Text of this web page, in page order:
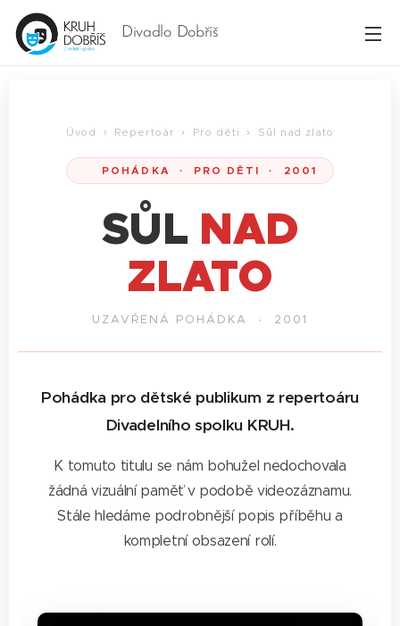
Divadlo Dobříš
Úvod › Repertoár › Pro děti › Sůl nad zlato
🎈 POHÁDKA · PRO DĚTI · 2001
SŮL NAD
ZLATO
UZAVŘENÁ POHÁDKA · 2001
Pohádka pro dětské publikum z repertoáru
Divadelního spolku KRUH.
K tomuto titulu se nám bohužel nedochovala
žádná vizuální paměť v podobě videozáznamu.
Stále hledáme podrobnější popis příběhu a
kompletní obsazení rolí.